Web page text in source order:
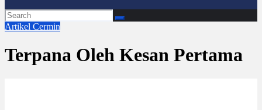
Artikel Cermin
Terpana Oleh Kesan Pertama